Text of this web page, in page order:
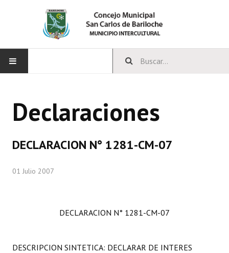
CONCEJO
Declaraciones
DECLARACION N° 1281-CM-07
01 Julio 2007
DECLARACION N° 1281-CM-07
DESCRIPCION SINTETICA: DECLARAR DE INTERES